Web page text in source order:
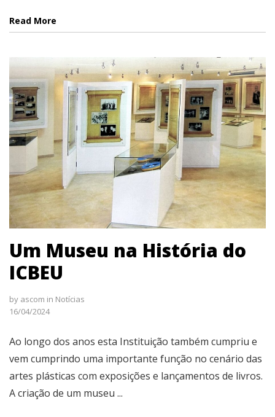
Read More
Um Museu na História do
ICBEU
by ascom in Notícias
16/04/2024
Ao longo dos anos esta Instituição também cumpriu e
vem cumprindo uma importante função no cenário das
artes plásticas com exposições e lançamentos de livros.
A criação de um museu ...